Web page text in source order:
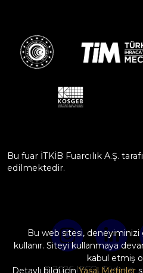
Bu fuar İTKİB Fuarcılık A.Ş.
edilmektedir.
© 2026 IFCO, Türkiye
Bu web sitesi,
kullanır. Siteyi kullanmaya
kabul etmiş
Detaylı bilgi içinYasal Metinler